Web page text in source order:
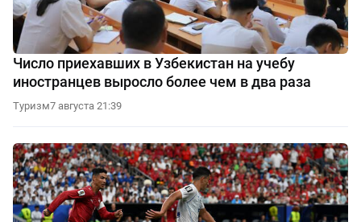
Число приехавших в Узбекистан на учебу
иностранцев выросло более чем в два раза
Туризм7 августа 21:39